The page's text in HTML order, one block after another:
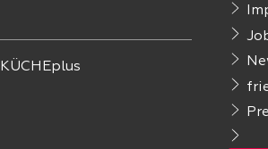
KÜCHEplus